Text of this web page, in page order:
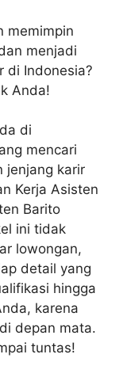
memimpin
menjadi
di Indonesia?
Anda!
di
mencari
jenjang karir
Kerja Asisten
Barito
ini tidak
lowongan,
detail yang
hingga
karena
depan mata.
tuntas!